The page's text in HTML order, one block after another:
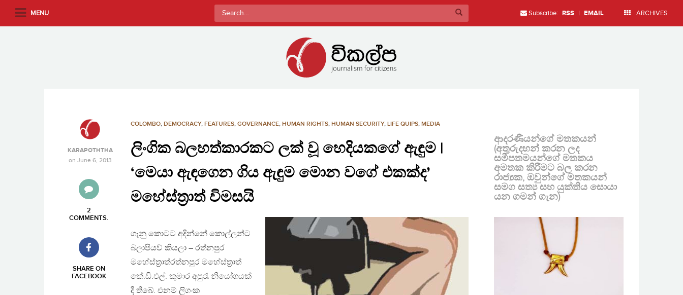
MENU
Search
for:
Subscribe: RSS | EMAIL ARCHIVES
COLOMBO, DEMOCRACY, FEATURES, GOVERNANCE, HUMAN RIGHTS, HUMAN SECURITY, LIFE QUIPS, MEDIA
ලිංගික බලහත්කාරකට ලක් වූ හෙදියකගේ ඇඳුම |
‘මෙයා ඇඳගෙන ගිය ඇඳුම මොන වගේ එකක්‌ද’
මහේස්ත්‍රාත් විමසයි
KARAPOTHTHA
on June 6, 2013
2
COMMENTS.
SHARE ON
FACEBOOK
ගෑනු කොටට අදින්නේ කොල්ලන්ට
බලාපියව් කියලා – රත්නපුර
මහේස්ත්‍රාත්රත්නපුර මහේස්ත්‍රාත්
කේ.ඩී.එල්. කුමාර අපුරැ නියෝගයක්
දී තිබේ. එනම් ලිගංක
ආදරණීයන්ගේ මතකයන්
(අතුරුදහන් කරන ලද
සමීපතමයන්ගේ මතකය
අමතක කිරීමට බල කරන
රාජ්‍යක, ඔවුන්ගේ මතකයන්
සමග සත්‍ය සහ යුක්තිය සොයා
යන ගමන් ගැන)